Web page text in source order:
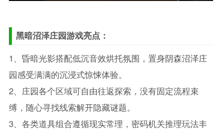
黑暗沼泽庄园游戏亮点：
1、昏暗光影搭配低沉音效烘托氛围，置身阴森沼泽庄
园感受满满的沉浸式惊悚体验。
2、庄园各个区域可自由往返探索，没有固定流程束
缚，随心寻找线索解开隐藏谜题。
3、各类道具组合遵循现实常理，密码机关推理玩法丰